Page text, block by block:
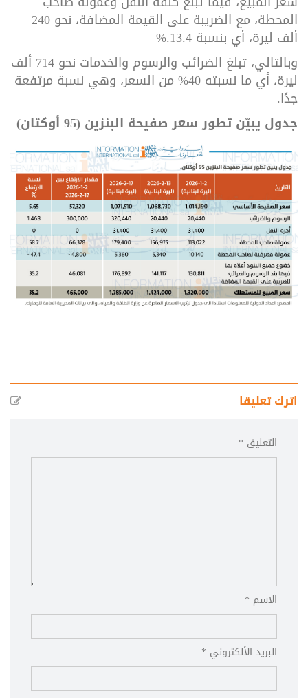
المحطة، مع الضريبة على القيمة المضافة، نحو 240
ألف ليرة، أي بنسبة 13.4
%.
وبالتالي، تبلغ الضرائب والرسوم والخدمات نحو 714 ألف
ليرة، أي ما نسبته 40% من السعر، وهي نسبة مرتفعة
جدًا.
جدول يبيّن تطور سعر صفيحة البنزين (95 أوكتان)
اترك تعليقا
التعليق *
الاسم *
البريد الألكتروني *